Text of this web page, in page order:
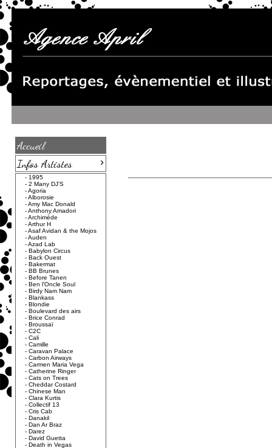
Accueil
Infos Artistes
›
- 1995
- 2 Many DJ'S
-Agoria
-Alborosie
-Amy Mac Donald
-Anthony Amadori
-Archimède
-Arthur H
-Asaf Avidan & the Mojos
-Auden
-Azad Lab
- Babylon Circus
- Back Ouest
- Bakermat
- BB Brunes
- Before Tanen
- Ben l'Oncle Soul
- Birdy Nam Nam
- Blankass
- Blondie
- Boulevard des airs
- Brice Conrad
- Broussaï
- C2C
- Cali
- Camille
- Caravan Palace
- Carbon Airways
- Carmen Maria Vega
- Catherine Ringer
- Cats on Trees
- Cheddar Costard
- Chinese Man
- Clara Kurtis
- Collectif 13
- Cris Cab
- Danakil
- Dan Ar Braz
- Darez
- David Guetta
- Death in Vegas